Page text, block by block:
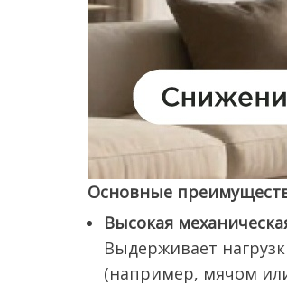
Основные
Высокая
Выдерживает
(например, мячом